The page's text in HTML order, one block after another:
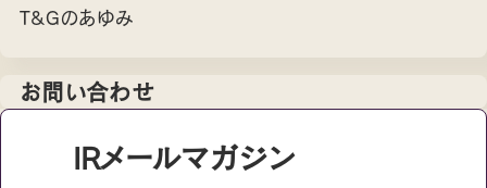
T&Gのあゆみ
お問い合わせ
IRメールマガジン